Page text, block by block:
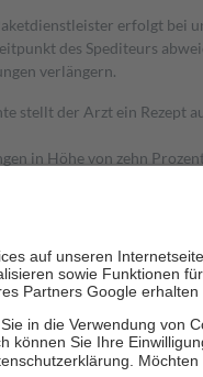
erfolgt bei
des Spediteurs
verlängern.
stellt der Arzt ein Rezept
in Höhe von zehn
Online-Apotheken.
eigene Gesundheit zu
18. Lebensjahr mit
die von der GKV